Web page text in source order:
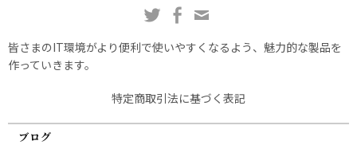
皆さまのIT環境がより便利で使いやすくなるよう、魅力的な製品を
作っていきます。
特定商取引法に基づく表記
ブログ